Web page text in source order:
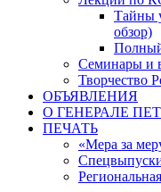
Тайны
обзор)
Семинары и
Творчество
ОБЪЯВЛЕНИЯ
О ГЕНЕРАЛЕ
ПЕЧАТЬ
«Мера за